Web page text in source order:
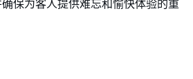
保为客人提供难忘和愉快体验的重